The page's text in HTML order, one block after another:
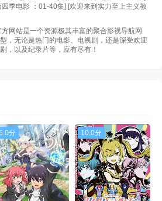
季电影 ：01-40集] [欢迎来到实力至上主义教
网站是一个资源极其丰富的聚合影视导航网
，无论是热门的电影、电视剧，还是深受欢迎
，以及纪录片等，应有尽有！
分 10.0分